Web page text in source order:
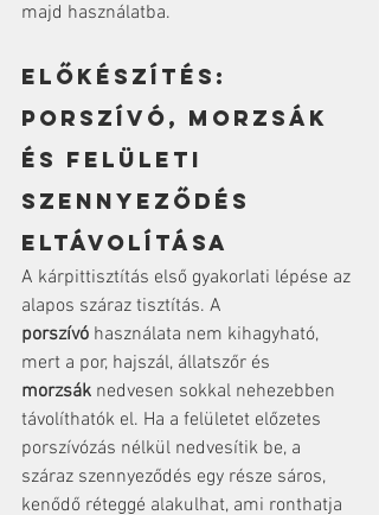
majd használatba.
Előkészítés:
porszívó, morzsák
és felületi
szennyeződés
eltávolítása
A kárpittisztítás első gyakorlati lépése az
alapos száraz tisztítás. A
porszívó használata nem kihagyható,
mert a por, hajszál, állatszőr és
morzsák nedvesen sokkal nehezebben
távolíthatók el. Ha a felületet előzetes
porszívózás nélkül nedvesítik be, a
száraz szennyeződés egy része sáros,
kenődő réteggé alakulhat, ami ronthatja